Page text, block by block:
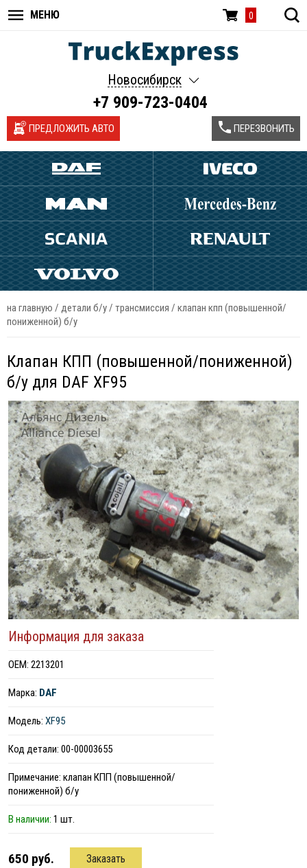
МЕНЮ 0
Новосибирск
+7 909-723-0404
ПРЕДЛОЖИТЬ АВТО
на главную / детали б/у/ трансмиссия / клапан кпп (повышенной/
пониженной) б/у
Клапан КПП (повышенной/пониженной)
б/у для DAF XF95
Информация для заказа
ОЕМ: 2213201
Марка: DAF
Модель: XF95
Код детали: 00-00003655
Примечание: клапан КПП (повышенной/
пониженной) б/у
В наличии: 1 шт.
650 руб. Заказать